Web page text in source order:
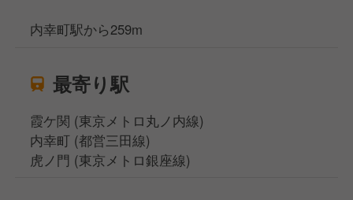
内幸町駅から259m
最寄り駅
霞ケ関 (東京メトロ丸ノ内線)
内幸町 (都営三田線)
虎ノ門 (東京メトロ銀座線)